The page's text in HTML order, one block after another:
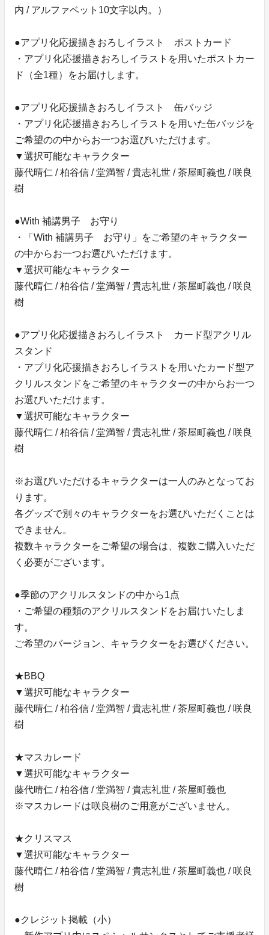
内 / アルファベット10文字以内。）
●アプリ化応援描きおろしイラスト ポストカード
・アプリ化応援描きおろしイラストを用いたポストカー
ド（全1種）をお届けします。
●アプリ化応援描きおろしイラスト 缶バッジ
・アプリ化応援描きおろしイラストを用いた缶バッジを
ご希望のの中からお一つお選びいただけます。
▼選択可能なキャラクター
藤代晴仁 / 柏谷信 / 堂満智 / 貴志礼世 / 茶屋町義也 / 咲良
樹
●With 補講男子 お守り
・「With 補講男子 お守り」をご希望のキャラクター
の中からお一つお選びいただけます。
▼選択可能なキャラクター
藤代晴仁 / 柏谷信 / 堂満智 / 貴志礼世 / 茶屋町義也 / 咲良
樹
●アプリ化応援描きおろしイラスト カード型アクリル
スタンド
・アプリ化応援描きおろしイラストを用いたカード型ア
クリルスタンドをご希望のキャラクターの中からお一つ
お選びいただけます。
▼選択可能なキャラクター
藤代晴仁 / 柏谷信 / 堂満智 / 貴志礼世 / 茶屋町義也 / 咲良
樹
※お選びいただけるキャラクターは一人のみとなってお
ります。
各グッズで別々のキャラクターをお選びいただくことは
できません。
複数キャラクターをご希望の場合は、複数ご購入いただ
く必要がございます。
●季節のアクリルスタンドの中から1点
・ご希望の種類のアクリルスタンドをお届けいたしま
す。
ご希望のバージョン、キャラクターをお選びください。
★BBQ
▼選択可能なキャラクター
藤代晴仁 / 柏谷信 / 堂満智 / 貴志礼世 / 茶屋町義也 / 咲良
樹
★マスカレード
▼選択可能なキャラクター
藤代晴仁 / 柏谷信 / 堂満智 / 貴志礼世 / 茶屋町義也
※マスカレードは咲良樹のご用意がございません。
★クリスマス
▼選択可能なキャラクター
藤代晴仁 / 柏谷信 / 堂満智 / 貴志礼世 / 茶屋町義也 / 咲良
樹
●クレジット掲載（小）